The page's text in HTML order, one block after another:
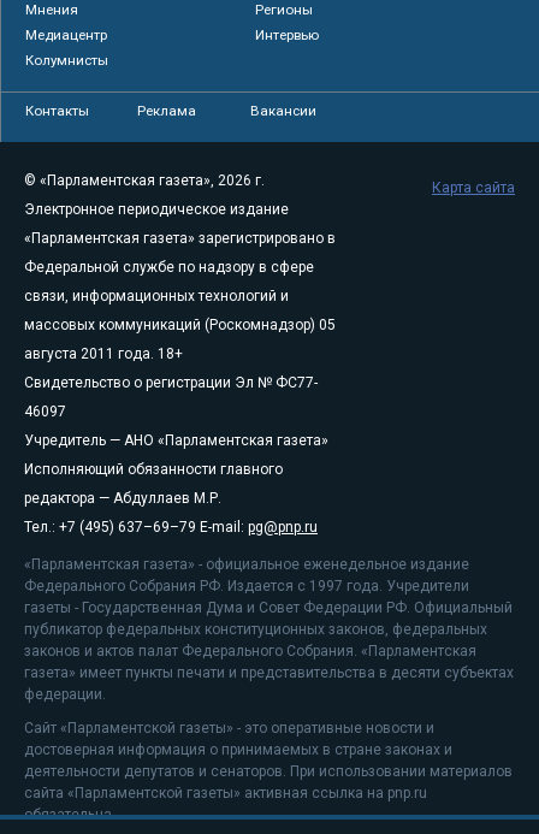
Мнения
Регионы
Медиацентр
Интервью
Колумнисты
Контакты Реклама Вакансии
© «Парламентская газета», 2026 г.
Электронное периодическое издание
«Парламентская газета» зарегистрировано в
Федеральной службе по надзору в сфере
связи, информационных технологий и
массовых коммуникаций (Роскомнадзор) 05
августа 2011 года. 18+
Свидетельство о регистрации Эл № ФС77-
46097
Учредитель — АНО «Парламентская газета»
Исполняющий обязанности главного
редактора — Абдуллаев М.Р.
Тел.: +7 (495) 637–69–79 E-mail: pg@pnp.ru
«Парламентская газета» - официальное еженедельное издание
Федерального Собрания РФ. Издается с 1997 года. Учредители
газеты - Государственная Дума и Совет Федерации РФ. Официальный
публикатор федеральных конституционных законов, федеральных
законов и актов палат Федерального Собрания. «Парламентская
газета» имеет пункты печати и представительства в десяти субъектах
федерации.
Сайт «Парламентской газеты» - это оперативные новости и
достоверная информация о принимаемых в стране законах и
деятельности депутатов и сенаторов. При использовании материалов
сайта «Парламентской газеты» активная ссылка на pnp.ru
обязательна.
Карта сайта